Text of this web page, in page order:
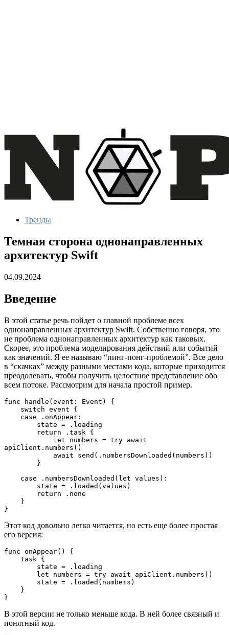
Тренды
Темная сторона однонаправленных
архитектур Swift
04.09.2024
Введение
В этой статье речь пойдет о главной проблеме всех
однонаправленных архитектур Swift. Собственно говоря, это
не проблема однонаправленных архитектур как таковых.
Скорее, это проблема моделирования действий или событий
как значений. Я ее называю “пинг-понг-проблемой”. Все дело
в “скачках” между разными местами кода, которые приходится
преодолевать, чтобы получить целостное представление обо
всем потоке. Рассмотрим для начала простой пример.
func handle(event: Event) {
apiClient.numbers()
}
Этот код довольно легко читается, но есть еще более простая
его версия:
func onAppear() {
}
В этой версии не только меньше кода. В ней более связный и
понятный код.